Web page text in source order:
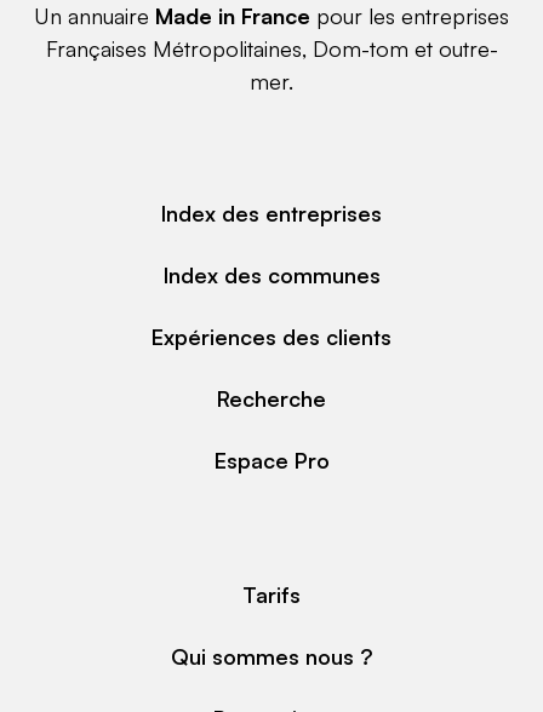
Un annuaire Made in France pour les entreprises
Françaises Métropolitaines, Dom-tom et outre-
mer.
Index des entreprises
Index des communes
Expériences des clients
Recherche
Espace Pro
Tarifs
Qui sommes nous ?